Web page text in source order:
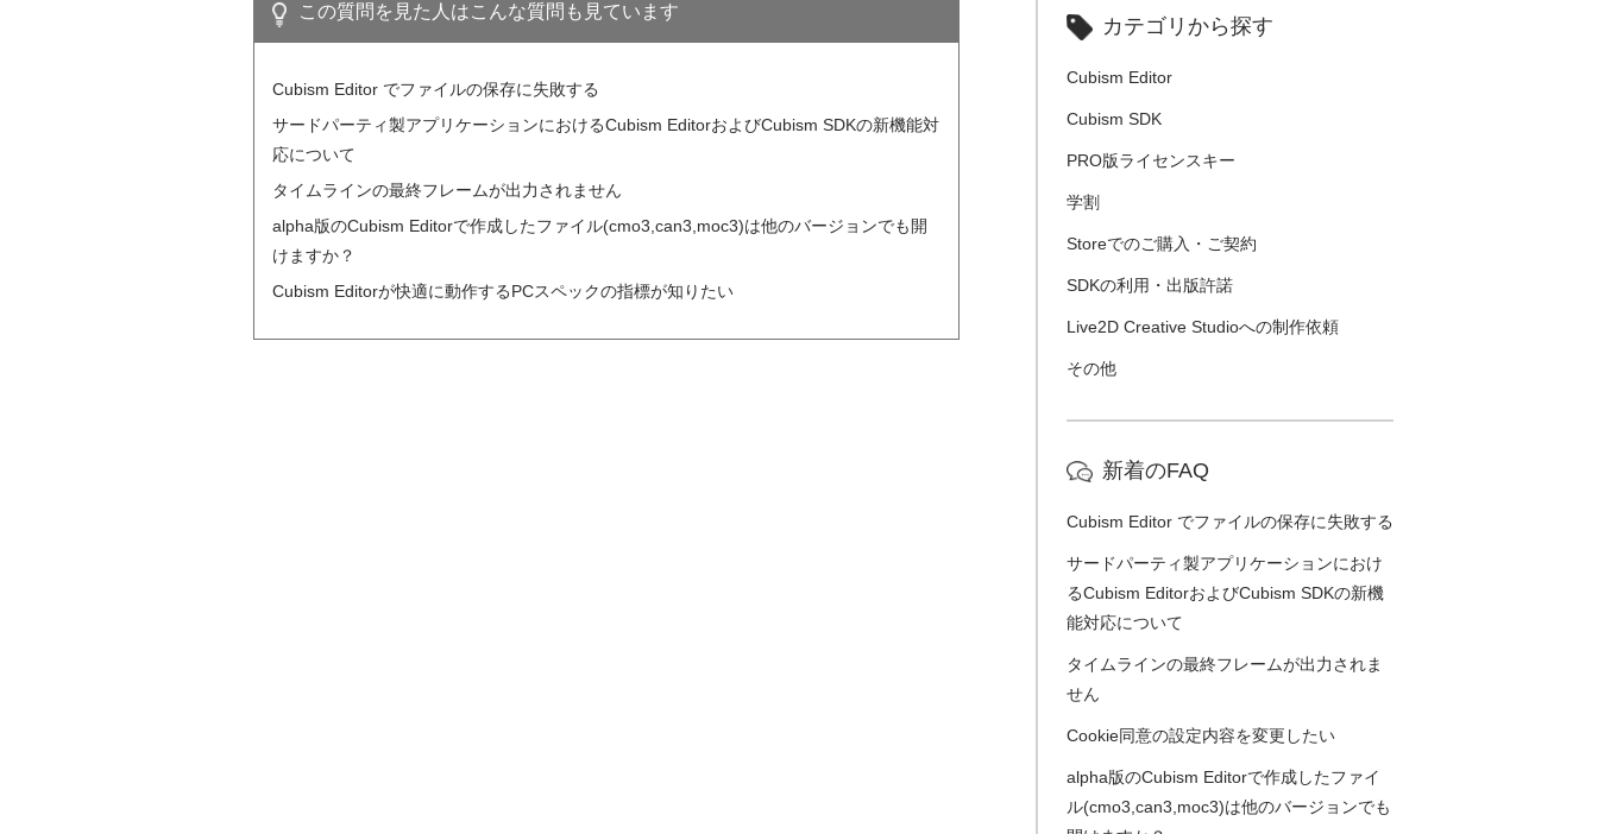
この質問を見た人はこんな質問も見ています
Cubism Editor でファイルの保存に失敗する
サードパーティ製アプリケーションにおけるCubism EditorおよびCubism SDKの新機能対
応について
タイムラインの最終フレームが出力されません
alpha版のCubism Editorで作成したファイル(cmo3,can3,moc3)は他のバージョンでも開
けますか？
Cubism Editorが快適に動作するPCスペックの指標が知りたい
カテゴリから探す
Cubism Editor
Cubism SDK
PRO版ライセンスキー
学割
Storeでのご購入・ご契約
SDKの利用・出版許諾
Live2D Creative Studioへの制作依頼
その他
新着のFAQ
Cubism Editor でファイルの保存に失敗する
サードパーティ製アプリケーションにおけ
るCubism EditorおよびCubism SDKの新機
能対応について
タイムラインの最終フレームが出力されま
せん
Cookie同意の設定内容を変更したい
alpha版のCubism Editorで作成したファイ
ル(cmo3,can3,moc3)は他のバージョンでも